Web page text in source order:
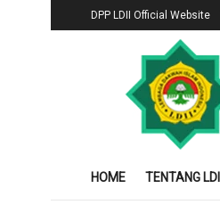
DPP LDII Official Website
HOME TENTANG LDII